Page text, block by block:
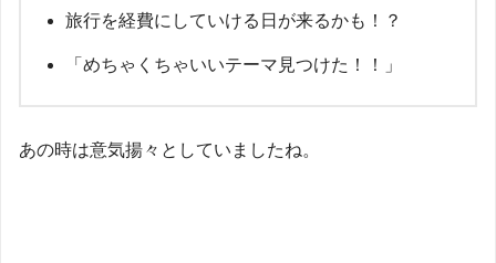
旅行を経費にしていける日が来るかも！？
「めちゃくちゃいいテーマ見つけた！！」
あの時は意気揚々としていましたね。